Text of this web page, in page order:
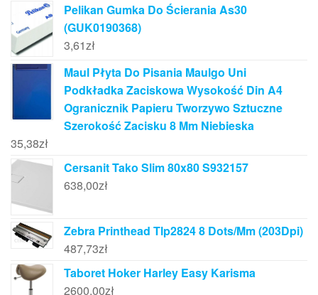
Pelikan Gumka Do Ścierania As30
(GUK0190368)
3,61zł
Maul Płyta Do Pisania Maulgo Uni
Podkładka Zaciskowa Wysokość Din A4
Ogranicznik Papieru Tworzywo Sztuczne
Szerokość Zacisku 8 Mm Niebieska
35,38zł
Cersanit Tako Slim 80x80 S932157
638,00zł
Zebra Printhead Tlp2824 8 Dots/Mm (203Dpi)
487,73zł
Taboret Hoker Harley Easy Karisma
2600,00zł